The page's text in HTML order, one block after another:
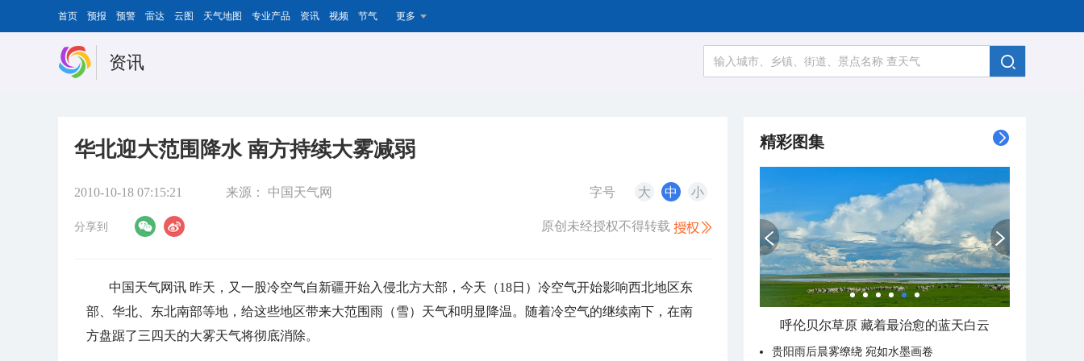
首页 预报 预警 雷达 云图 天气地图 专业产品 资讯 视频 节气 更多
资讯
华北迎大范围降水 南方持续大雾减弱
2010-10-18 07:15:21 来源： 中国天气网 字号 大 中 小
分享到 原创未经授权不得转载
中国天气网讯 昨天，又一股冷空气自新疆开始入侵北方大部，今天（18日）冷空气开始影响西北地区东
部、华北、东北南部等地，给这些地区带来大范围雨（雪）天气和明显降温。随着冷空气的继续南下，在南
方盘踞了三四天的大雾天气将彻底消除。
精彩图集
呼伦贝尔草原 藏着最治愈的蓝天白云
贵阳雨后晨雾缭绕 宛如水墨画卷